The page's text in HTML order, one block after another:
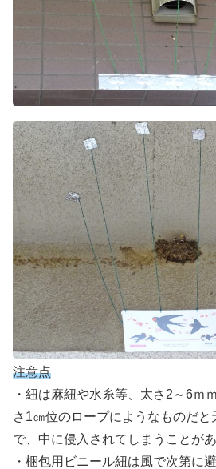
注意点
・紐は麻紐や水糸等、太さ2～6ｍ
さ1㎝位のロープにようなものだ
で、中に侵入されてしまうことがあ
・梱包用ビニール紐は風で次第に